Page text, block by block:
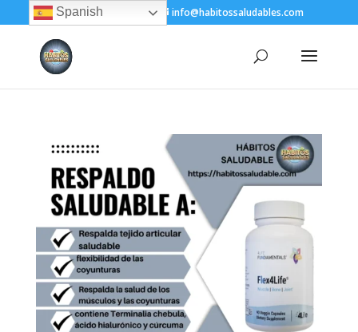
+(505) 8200-1450 info@habitossaludables.com
Spanish